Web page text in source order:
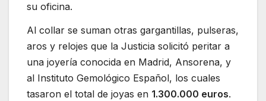
su oficina.
Al collar se suman otras gargantillas, pulseras,
aros y relojes que la Justicia solicitó peritar a
una joyería conocida en Madrid, Ansorena, y
al Instituto Gemológico Español, los cuales
tasaron el total de joyas en 1.300.000 euros.